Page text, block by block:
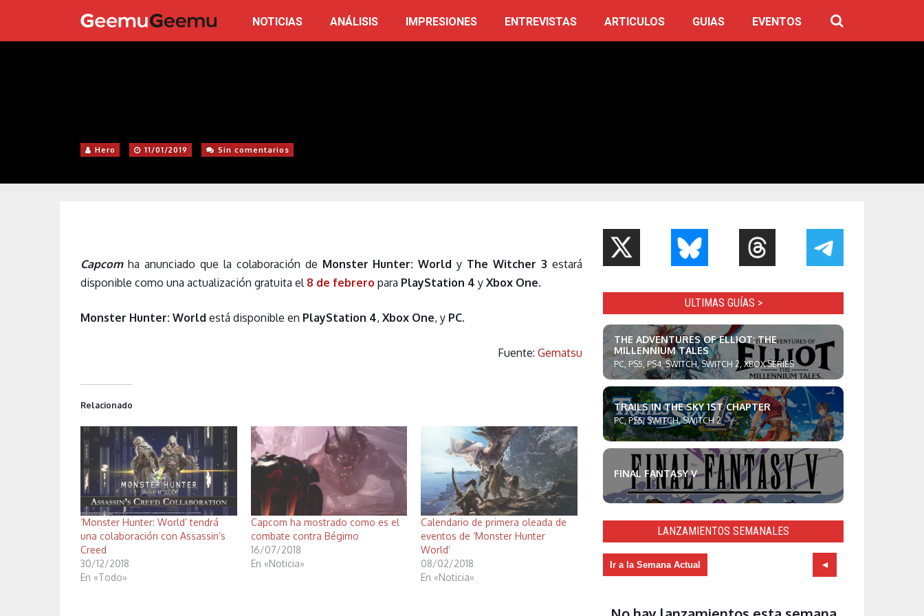
NOTICIAS ANÁLISIS IMPRESIONES ENTREVISTAS ARTICULOS GUIAS EVENTOS
Hero 11/01/2019 Sin comentarios
Capcom ha anunciado que la colaboración de Monster Hunter: World y The Witcher 3 estará
disponible como una actualización gratuita el8 de febrero para PlayStation 4 y Xbox One.
Monster Hunter: World está disponible en PlayStation 4, Xbox One, y PC.
Fuente: Gematsu
Relacionado
‘Monster Hunter: World’ tendrá
una colaboración con Assassin’s
Creed
30/12/2018
En «Todo»
Capcom ha mostrado como es el
combate contra Bégimo
16/07/2018
En «Noticia»
Calendario de primera oleada de
eventos de ‘Monster Hunter
World’
08/02/2018
En «Noticia»
ULTIMAS GUÍAS >
THE ADVENTURES OF ELLIOT: THE
MILLENNIUM TALES
PC, PS5, PS4, SWITCH, SWITCH 2, XBOX SERIES
TRAILS IN THE SKY 1ST CHAPTER
PC, PS5, SWITCH, SWITCH 2
FINAL FANTASY V
LANZAMIENTOS SEMANALES
Ir a la Semana Actual